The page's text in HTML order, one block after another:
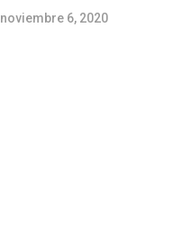
noviembre 6, 2020